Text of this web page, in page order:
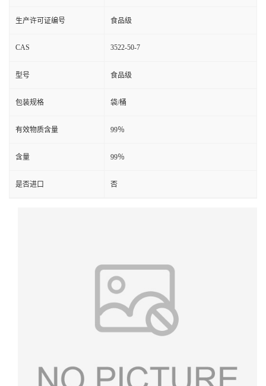
生产许可证编号 食品级
CAS 3522-50-7
型号 食品级
包装规格 袋/桶
有效物质含量 99％
含量 99％
是否进口 否